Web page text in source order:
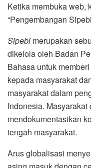
Ketika membuka web,
“Pengembangan
Sipebi merupakan
dikelola oleh Badan
Bahasa untuk
kepada masyarakat
masyarakat dalam
Indonesia.
mendokumentasikan
tengah masyarakat.
Arus globalisasi